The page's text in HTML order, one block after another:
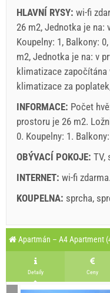
Povinné:Registrace
za_person), Registrace
31.12.): 5 EUR (once -
Pokud si nepřejete,
otázky, prosím vyplňte
HLAVNÍ RYSY: wi-fi
26 m2, Jednotka je na:
Koupelny: 1, Balkony:
m2, Jednotka je na: v
klimatizace započítána
klimatizace za
INFORMACE: Počet
prostoru je 26 m2.
0. Koupelny: 1.
OBÝVACÍ POKOJE: TV,
INTERNET: wi-fi zdarma.
KOUPELNA: sprcha,
A3 Apartment (2+0) :
Počet osob
4. 7.
21. 8.
Legenda: termíny s
SU MO
Pole označená
Apartmán – A4 Apartment
Detaily Ceny